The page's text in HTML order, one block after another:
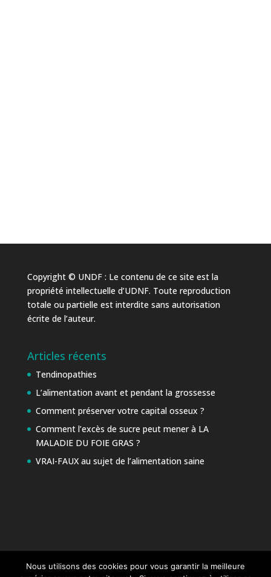
Copyright © UNDF : Le contenu de ce site est la
propriété intellectuelle d’UDNF. Toute reproduction
totale ou partielle est interdite sans autorisation
écrite de l’auteur.
Articles récents
Tendinopathies
L’alimentation avant et pendant la grossesse
Comment préserver votre capital osseux ?
Comment l’excès de sucre peut mener à LA
MALADIE DU FOIE GRAS ?
VRAI-FAUX au sujet de l’alimentation saine
Nous utilisons des cookies pour vous garantir la meilleure